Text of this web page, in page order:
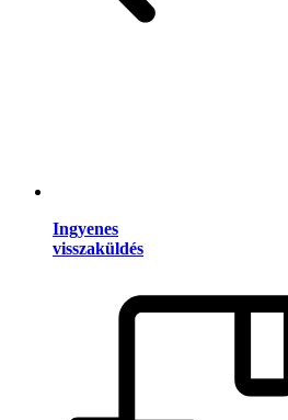
Ingyenes
visszaküldés